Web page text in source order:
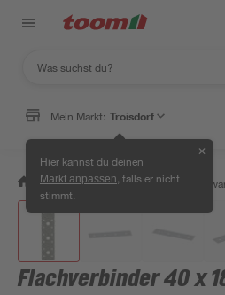
Mein Markt: Troisdorf
Hier kannst du deinen
Markt anpassen , falls er nicht
stimmt.
✕
/ Werkstatt & Maschinen /
Flachverbinder 40 x